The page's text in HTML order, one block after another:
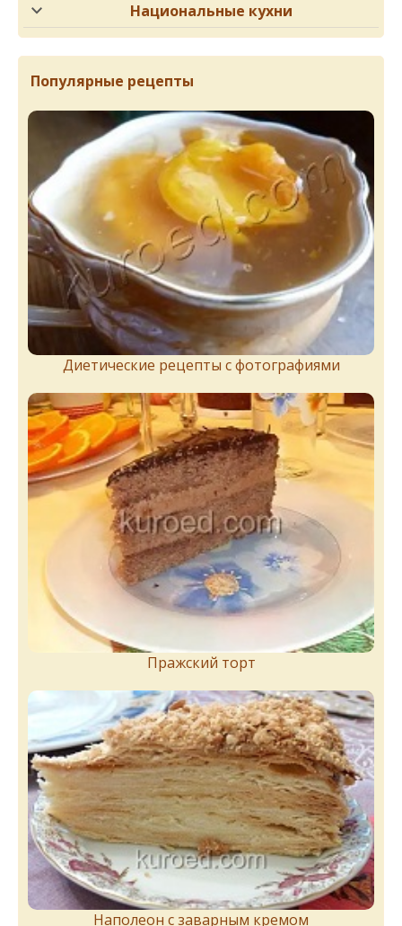
Национальные кухни
Популярные рецепты
Диетические рецепты с фотографиями
Пражский торт
Наполеон с заварным кремом